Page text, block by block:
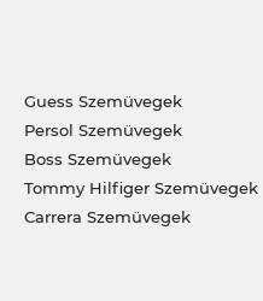
Guess Szemüvegek
Persol Szemüvegek
Boss Szemüvegek
Tommy Hilfiger Szemüvegek
Carrera Szemüvegek